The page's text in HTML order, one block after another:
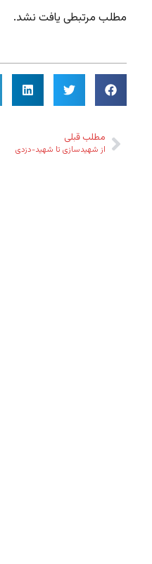
مطلب مرتبطی یافت نشد.
مطلب قبلی
از شهیدسازی تا شهید-دزدی